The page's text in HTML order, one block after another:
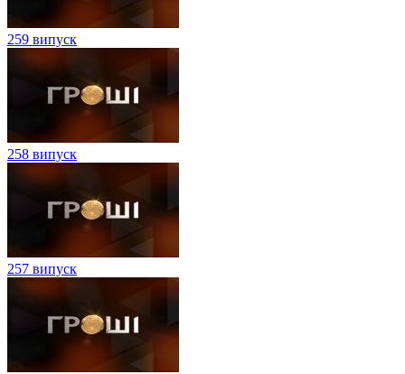
259 випуск
258 випуск
257 випуск